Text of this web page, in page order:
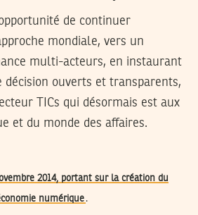
de continuer
mondiale, vers un
multi-acteurs, en instaurant
décision ouverts et transparents,
TICs qui désormais est aux
et du monde des affaires.
2014, portant sur la création du
numérique .